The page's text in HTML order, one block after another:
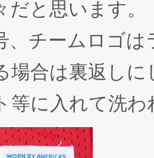
だと思います。
チームロゴは
場合は裏返しに
等に入れて洗